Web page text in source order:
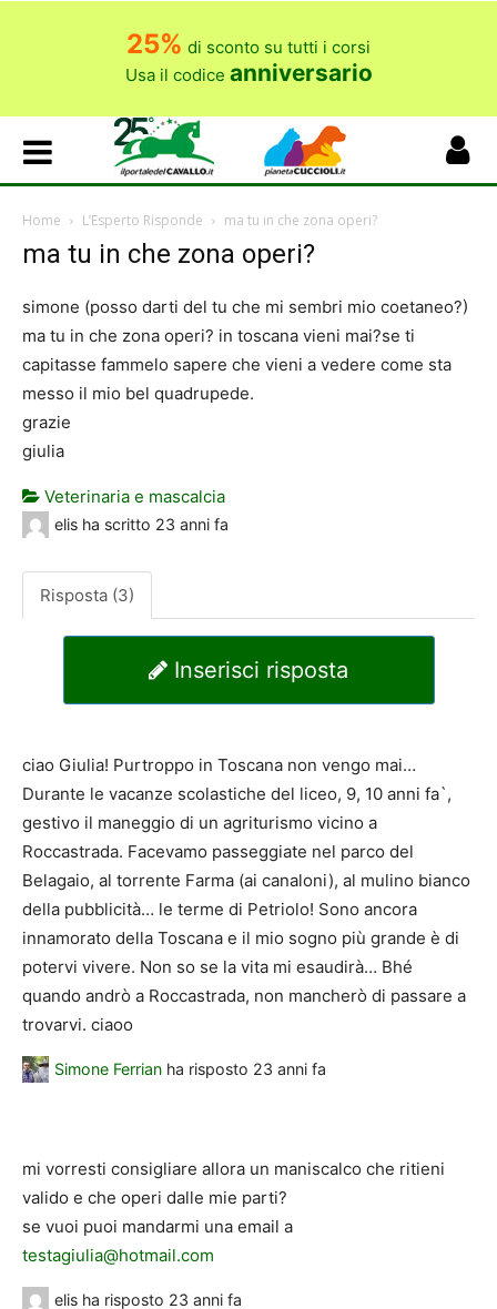
25% di sconto su tutti i corsi
Usa il codice anniversario
Home L’Esperto Risponde ma tu in che zona operi?
ma tu in che zona operi?
simone (posso darti del tu che mi sembri mio coetaneo?)
ma tu in che zona operi? in toscana vieni mai?se ti
capitasse fammelo sapere che vieni a vedere come sta
messo il mio bel quadrupede.
grazie
giulia
Veterinaria e mascalcia
elis ha scritto 23 anni fa
Risposta (3)
Inserisci risposta
ciao Giulia! Purtroppo in Toscana non vengo mai…
Durante le vacanze scolastiche del liceo, 9, 10 anni fa`,
gestivo il maneggio di un agriturismo vicino a
Roccastrada. Facevamo passeggiate nel parco del
Belagaio, al torrente Farma (ai canaloni), al mulino bianco
della pubblicità… le terme di Petriolo! Sono ancora
innamorato della Toscana e il mio sogno più grande è di
potervi vivere. Non so se la vita mi esaudirà… Bhé
quando andrò a Roccastrada, non mancherò di passare a
trovarvi. ciaoo
Simone Ferrian ha risposto 23 anni fa
mi vorresti consigliare allora un maniscalco che ritieni
valido e che operi dalle mie parti?
se vuoi puoi mandarmi una email a
testagiulia@hotmail.com
elis ha risposto 23 anni fa